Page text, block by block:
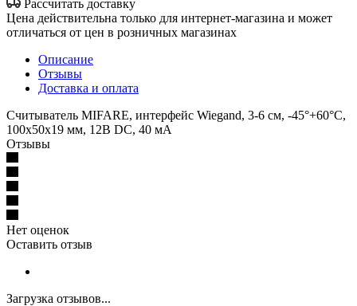
Рассчитать доставку
Цена действительна только для интернет-магазина и может
отличаться от цен в розничных магазинах
Описание
Отзывы
Доставка и оплата
Считыватель MIFARE, интерфейс Wiegand, 3-6 см, -45°+60°С,
100x50x19 мм, 12В DC, 40 мA
Отзывы
Нет оценок
Оставить отзыв
Загрузка отзывов...